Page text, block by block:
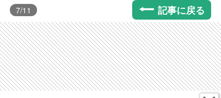
7/11 記事に戻る